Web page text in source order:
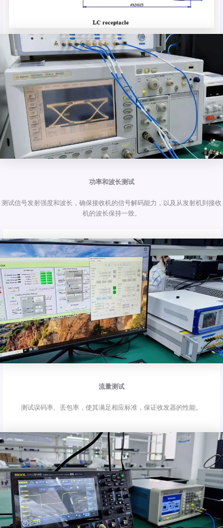
功率和波长测试
测试信号发射强度和波长，确保接收机的信号解码能力，以及从发射机到接收
机的波长保持一致。
流量测试
测试误码率、丢包率，使其满足相应标准，保证收发器的性能。